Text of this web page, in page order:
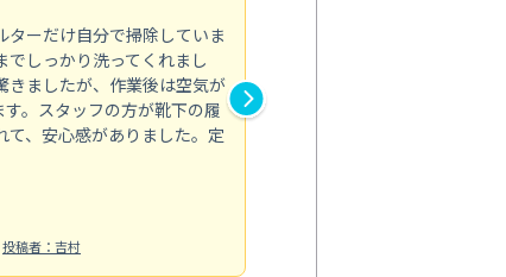
ーだけ自分で掃除していま
でしっかり洗ってくれまし
きましたが、作業後は空気が
。スタッフの方が靴下の履
て、安心感がありました。定
投稿者：吉村